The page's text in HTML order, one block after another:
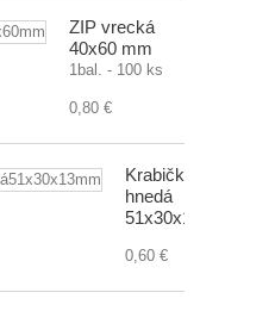
ZIP vrecká
40x60 mm
1bal. - 100 ks
0,80 €
Krabička
hnedá
51x30x13mm
0,60 €